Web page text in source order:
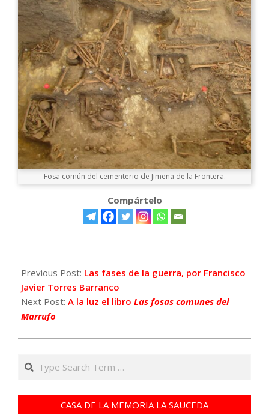
Fosa común del cementerio de Jimena de la Frontera.
Compártelo
07-
19
Previous Post: Las fases de la guerra, por Francisco
Javier Torres Barranco
Next Post: A la luz el libro Las fosas comunes del
Marrufo
Search
CASA DE LA MEMORIA LA SAUCEDA